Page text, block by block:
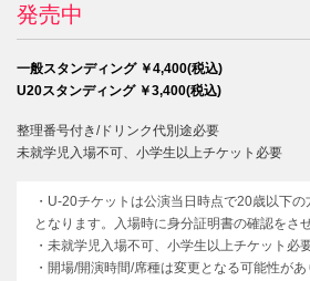
発売中
一般スタンディング ￥4,400(税込)
U20スタンディング ￥3,400(税込)
整理番号付き/ドリンク代別途必要
未就学児入場不可、小学生以上チケット必要
・U-20チケットは公演当日時点で20歳以下
となります。入場時に身分証明書の確認をさ
・未就学児入場不可、小学生以上チケット必
・開場/開演時間/席種は変更となる可能性が